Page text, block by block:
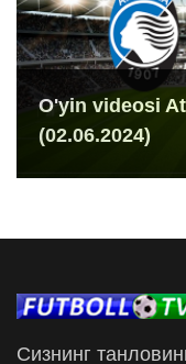
O'yin videosi
(02.06.2024)
Сизнинг